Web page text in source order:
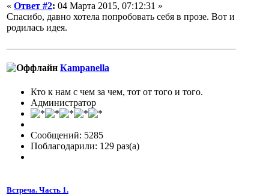
« Ответ #2: 04 Марта 2015, 07:12:31 »
Спасибо, давно хотела попробовать себя в прозе. Вот и
родилась идея.
Кampanella
Кто к нам с чем за чем, тот от того и того.
Администратор
Сообщений: 5285
Поблагодарили: 129 раз(а)
Встреча. Часть 1.